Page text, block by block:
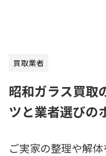
買取業者
昭和ガラス買取
ツと業者選びの
ご実家の整理や解